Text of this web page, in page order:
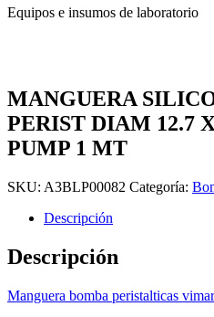
Equipos e insumos de laboratorio
MANGUERA
PERIST DIAM 12.7
PUMP 1 MT
SKU: A3BLP00082 Categoría:
Descripción
Descripción
Manguera bomba peristalticas